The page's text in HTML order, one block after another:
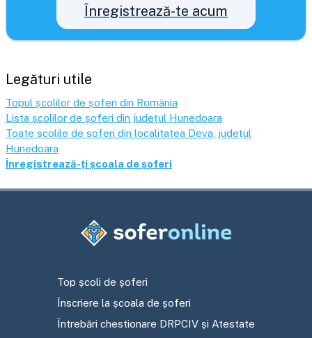
Înregistrează-te acum
Legături utile
Topul școlilor de șoferi din România
Lista școlilor de șoferi din județul Hunedoara
Toate școlile de șoferi din localitatea Deva , județul
Hunedoara
Înregistrează-ți școala de șoferi
Top școli de șoferi
Înscriere la școala de șoferi
Întrebări chestionare DRPCIV și Atestate